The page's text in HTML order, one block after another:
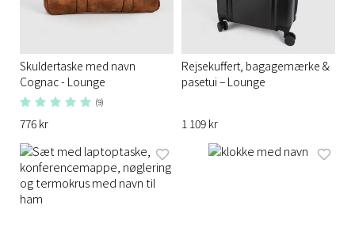
Skuldertaske med navn
Cognac - Lounge
(9)
776 kr
Rejsekuffert, bagagemærke &
pasetui – Lounge
1 109 kr